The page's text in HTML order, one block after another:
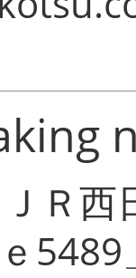
Ｒ